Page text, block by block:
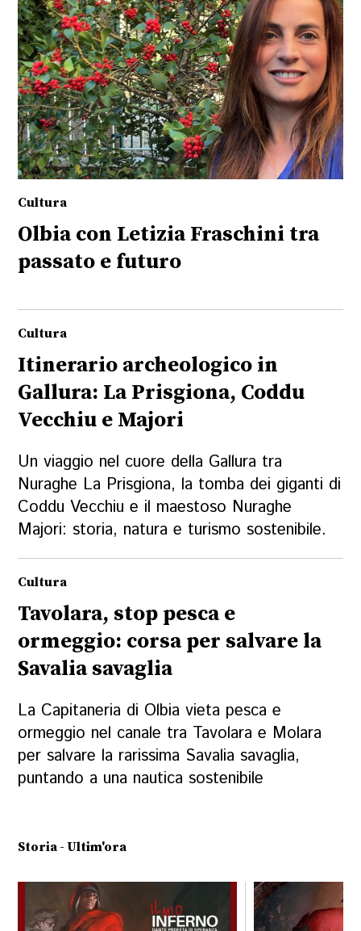
Cultura
Olbia con Letizia Fraschini tra
passato e futuro
Cultura
Itinerario archeologico in
Gallura: La Prisgiona, Coddu
Vecchiu e Majori
Un viaggio nel cuore della Gallura tra
Nuraghe La Prisgiona, la tomba dei giganti di
Coddu Vecchiu e il maestoso Nuraghe
Majori: storia, natura e turismo sostenibile.
Cultura
Tavolara, stop pesca e
ormeggio: corsa per salvare la
Savalia savaglia
La Capitaneria di Olbia vieta pesca e
ormeggio nel canale tra Tavolara e Molara
per salvare la rarissima Savalia savaglia,
puntando a una nautica sostenibile
Storia - Ultim'ora